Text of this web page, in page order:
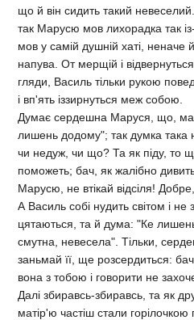
що й вiн сидить такий
так Марусю мов лихорадка так
мов у самiй душнiй хатi, неначе
напува. От мерщiй i
гляди, Василь тiльки рукою
i вп'ять iззирнуться меж собою.
Думає сердешна Маруся, що,
лишень додому"; так думка
чи недуж, чи що? Та як пiду, то
поможеть; бач, як жалiбно
Марусю, не втiкай вiдсiля!
А Василь собi нудить свiтом i не
цятаються, та й дума: "Ке
смутна, невесела". Тiльки,
заньмай її, ще розсердиться:
вона з тобою i говорити не
Далi збиравсь-збиравсь, та як
матiр'ю частiш стали горiлочкою